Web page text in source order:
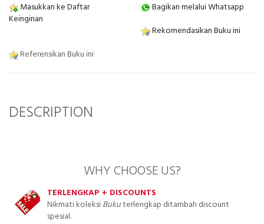
Masukkan ke Daftar
Keinginan
Bagikan melalui Whatsapp
Rekomendasikan Buku ini
Referensikan Buku ini
DESCRIPTION
WHY CHOOSE US?
TERLENGKAP + DISCOUNTS
Nikmati koleksiBukuterlengkap ditambah discount
spesial.